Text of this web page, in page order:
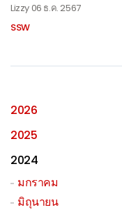
Lizzy06 ธ.ค. 2567
SSW
2026
2025
2024
มกราคม
มิถุนายน